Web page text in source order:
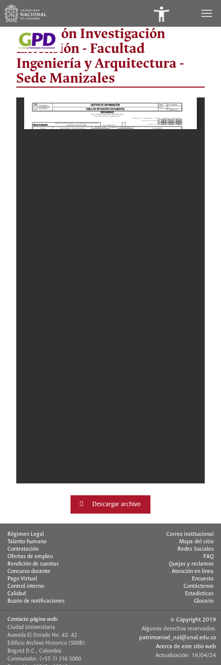
Dirección Investigación
Extensión - Facultad
Ingeniería y Arquitectura -
Sede Manizales
Descargar archivo
Régimen Legal
Talento humano
Contratación
Ofertas de empleo
Rendición de cuentas
Concurso docente
Pago Virtual
Control interno
Calidad
Buzón de notificaciones
Correo institucional
Mapa del sitio
Redes Sociales
FAQ
Quejas y reclamos
Atención en línea
Encuesta
Contáctenos
Estadísticas
Glosario
Contacto página web:
Ciudad Universitaria
Avenida El Dorado No. 42- 42
Edificio Archivo Historico (500B).
Bogotá D.C., Colombia
Conmutador: (+57-1) 316 5000
© Copyright 2019
Algunos derechos reservados.
patrimoniod_nal@unal.edu.co
Acerca de este sitio web
Actualización: 16/04/24